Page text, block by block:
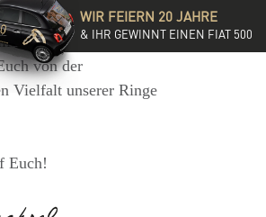
Besucht eine
in der DACH-
von der
Vielfalt unserer Ringe
Euch!
WIR FEIERN 20 JAHRE
& IHR GEWINNT EINEN FIAT 500